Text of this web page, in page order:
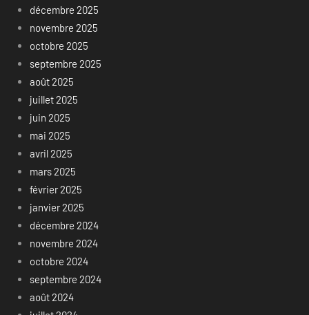
décembre 2025
novembre 2025
octobre 2025
septembre 2025
août 2025
juillet 2025
juin 2025
mai 2025
avril 2025
mars 2025
février 2025
janvier 2025
décembre 2024
novembre 2024
octobre 2024
septembre 2024
août 2024